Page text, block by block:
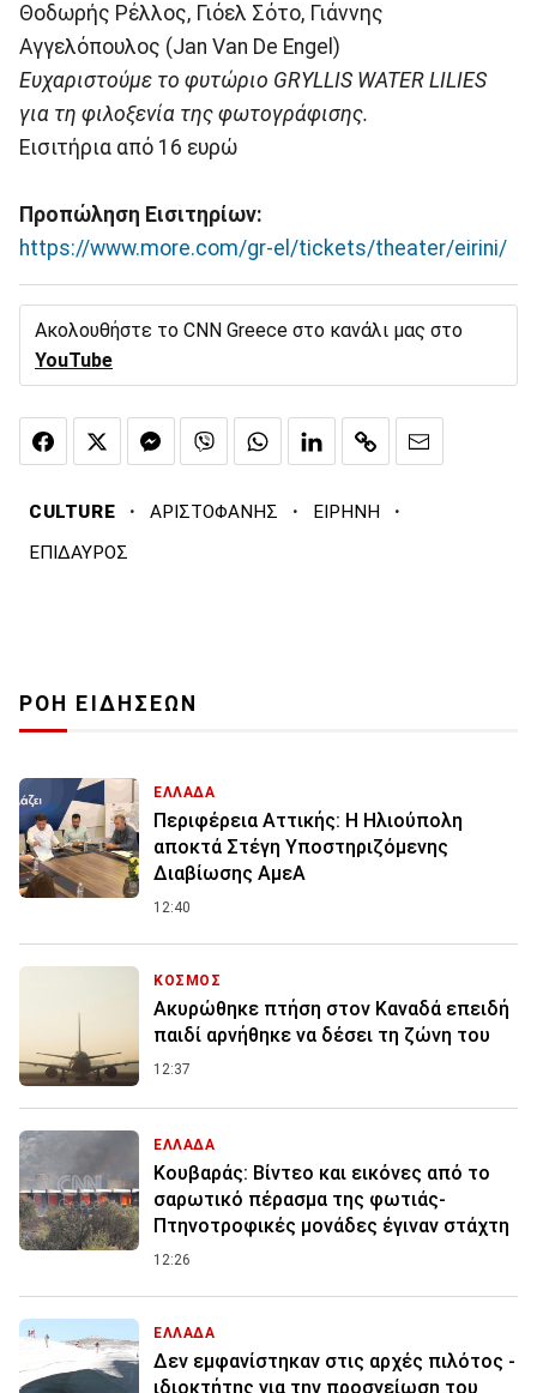
Θοδωρής Ρέλλος, Γιόελ Σότο, Γιάννης
Αγγελόπουλος (Jan Van De Engel)
Ευχαριστούμε το φυτώριο GRYLLIS WATER LILIES
για τη φιλοξενία της φωτογράφισης.
Εισιτήρια από 16 ευρώ
Προπώληση Εισιτηρίων:
https://www.more.com/gr-el/tickets/theater/eirini/
Ακολουθήστε το CNN Greece στο κανάλι μας στο
YouTube
CULTURE · ΑΡΙΣΤΟΦΑΝΗΣ · ΕΙΡΗΝΗ ·
ΕΠΙΔΑΥΡΟΣ
ΡΟΗ ΕΙΔΗΣΕΩΝ
ΕΛΛΑΔΑ
Περιφέρεια Αττικής: Η Ηλιούπολη
αποκτά Στέγη Υποστηριζόμενης
Διαβίωσης ΑμεΑ
12:40
ΚΟΣΜΟΣ
Ακυρώθηκε πτήση στον Καναδά επειδή
παιδί αρνήθηκε να δέσει τη ζώνη του
12:37
ΕΛΛΑΔΑ
Κουβαράς: Βίντεο και εικόνες από το
σαρωτικό πέρασμα της φωτιάς-
Πτηνοτροφικές μονάδες έγιναν στάχτη
12:26
ΕΛΛΑΔΑ
Δεν εμφανίστηκαν στις αρχές πιλότος -
ιδιοκτήτης για την προσγείωση του